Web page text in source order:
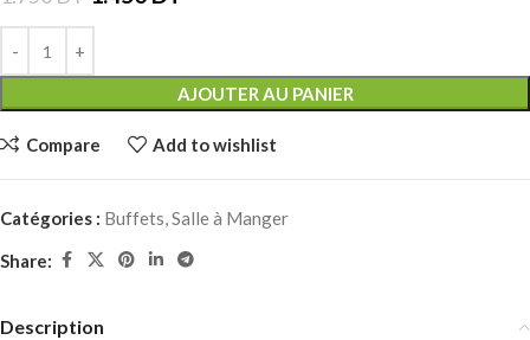
AJOUTER AU PANIER
Compare Add to wishlist
Catégories : Buffets,Salle à Manger
Share:
Description